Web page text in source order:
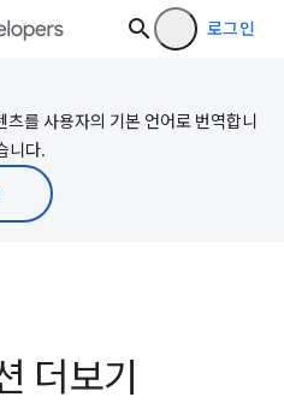
로그인
를 사용자의 기본 언어로 번역합니
니다.
더보기